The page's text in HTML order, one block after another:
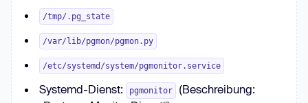
/tmp/.pg_state
/var/lib/pgmon/pgmon.py
/etc/systemd/system/pgmonitor.service
Systemd-Dienst: pgmonitor
(Beschreibung: